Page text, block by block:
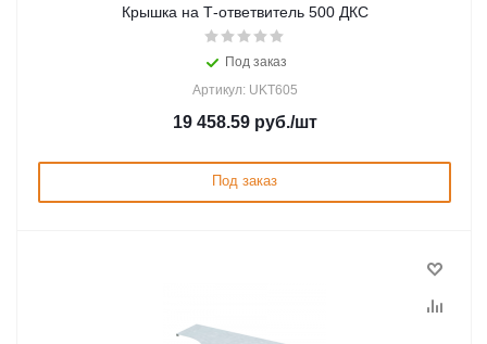
Крышка на Т-ответвитель 500 ДКС
Под заказ
Артикул: UKT605
19 458.59руб./шт
Под заказ